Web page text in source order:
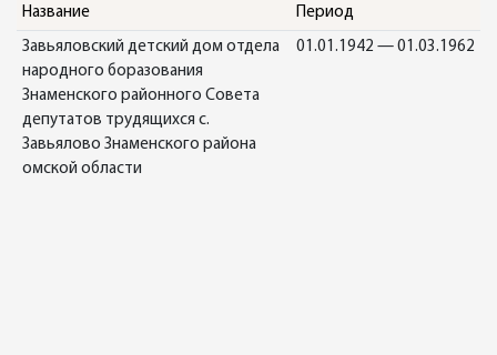
Название Период
Завьяловский детский дом отдела
народного боразования
Знаменского районного Совета
депутатов трудящихся с.
Завьялово Знаменского района
омской области
01.01.1942 — 01.03.1962